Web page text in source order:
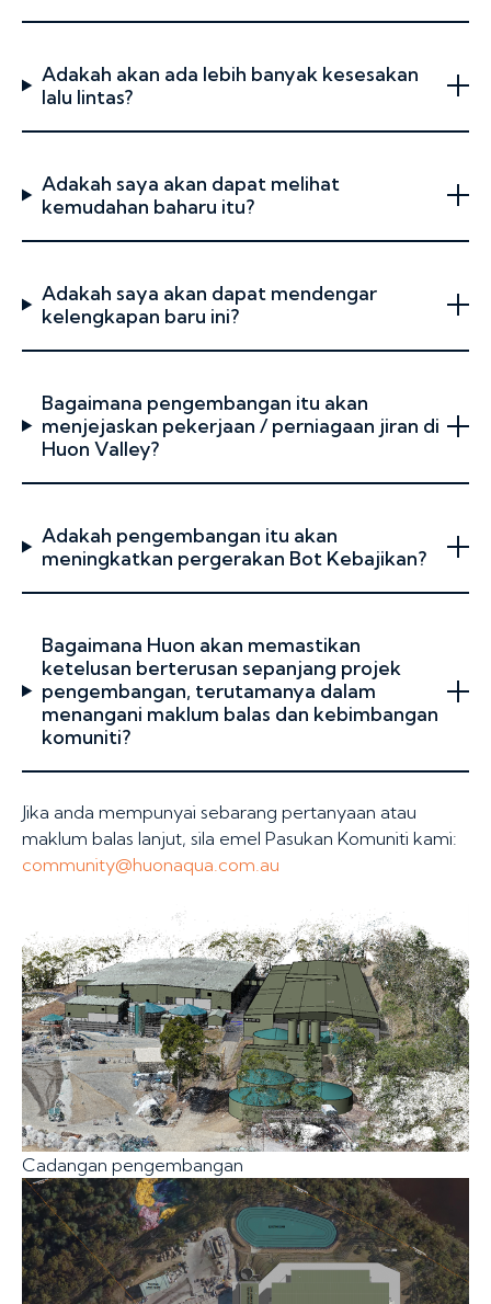
Adakah akan ada lebih banyak kesesakan
lalu lintas?
Adakah saya akan dapat melihat
kemudahan baharu itu?
Adakah saya akan dapat mendengar
kelengkapan baru ini?
Bagaimana pengembangan itu akan
menjejaskan pekerjaan / perniagaan jiran di
Huon Valley?
Adakah pengembangan itu akan
meningkatkan pergerakan Bot Kebajikan?
Bagaimana Huon akan memastikan
ketelusan berterusan sepanjang projek
pengembangan, terutamanya dalam
menangani maklum balas dan kebimbangan
komuniti?
Jika anda mempunyai sebarang pertanyaan atau
maklum balas lanjut, sila emel Pasukan Komuniti kami:
community@huonaqua.com.au
Cadangan pengembangan